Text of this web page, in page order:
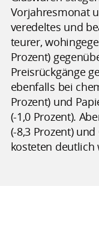
Vorjahresmonat
veredeltes und
teurer,
Prozent)
Preisrückgänge
ebenfalls bei
Prozent) und
(-1,0 Prozent).
(-8,3 Prozent)
kosteten deutlich